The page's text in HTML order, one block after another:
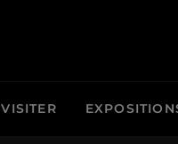
VISITER